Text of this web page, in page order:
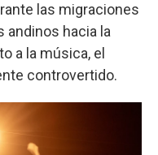
las migraciones
andinos hacia la
a la música, el
controvertido.